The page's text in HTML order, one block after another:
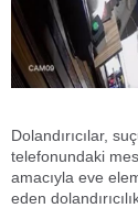
Dolandırıcılar,
telefonundaki
amacıyla eve
eden